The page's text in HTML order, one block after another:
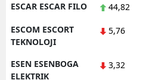
ESCAR ESCAR FILO 44,82
ESCOM ESCORT
TEKNOLOJI
5,76
ESEN ESENBOGA
ELEKTRIK
3,32